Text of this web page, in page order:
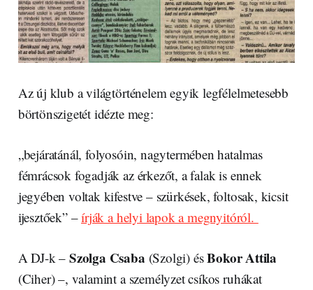
Az új klub a világtörténelem egyik legfélelmetesebb
börtönszigetét idézte meg:
„bejáratánál, folyosóin, nagytermében hatalmas
fémrácsok fogadják az érkezőt, a falak is ennek
jegyében voltak kifestve – szürkések, foltosak, kicsit
ijesztőek” –írják a helyi lapok a megnyitóról.
A DJ-k – Szolga Csaba (Szolgi) ésBokor Attila
(Ciher) –, valamint a személyzet csíkos ruhákat